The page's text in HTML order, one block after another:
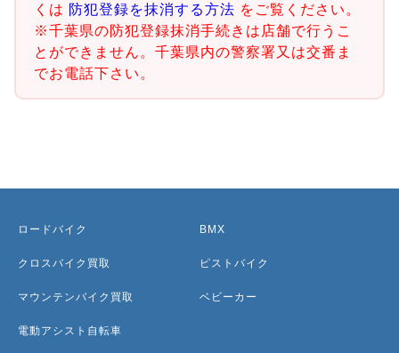
くは 防犯登録を抹消する方法 をご覧ください。
※千葉県の防犯登録抹消手続きは店舗で行うこ
とができません。千葉県内の警察署又は交番ま
でお電話下さい。
ロードバイク
クロスバイク買取
マウンテンバイク買取
電動アシスト自転車
BMX
ピストバイク
ベビーカー